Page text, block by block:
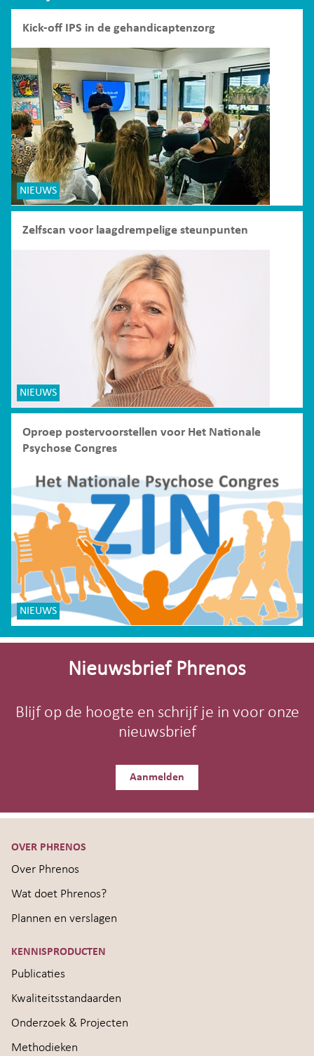
Kick-off IPS in de gehandicaptenzorg
NIEUWS
Zelfscan voor laagdrempelige steunpunten
NIEUWS
Oproep postervoorstellen voor Het Nationale
Psychose Congres
NIEUWS
Site-
Nieuwsbrief Phrenos
Blijf op de hoogte en schrijf je in voor onze
nieuwsbrief
Aanmelden
OVER PHRENOS
Over Phrenos
Wat doet Phrenos?
Plannen en verslagen
KENNISPRODUCTEN
Publicaties
Kwaliteitsstandaarden
Onderzoek & Projecten
Methodieken